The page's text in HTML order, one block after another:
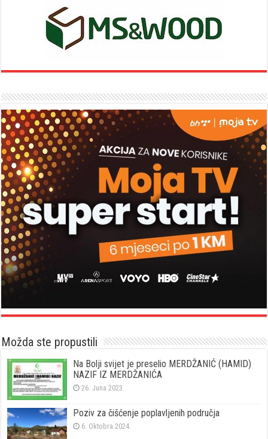
Možda ste propustili
Na Bolji svijet je preselio MERDŽANIĆ (HAMID)
NAZIF IZ MERDŽANIĆA
26. Juna 2023.
Poziv za čišćenje poplavljenih područja
6. Oktobra 2024.